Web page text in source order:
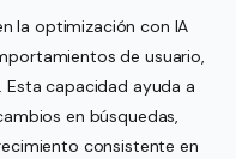
la optimización con IA
de usuario,
capacidad ayuda a
en búsquedas,
consistente en